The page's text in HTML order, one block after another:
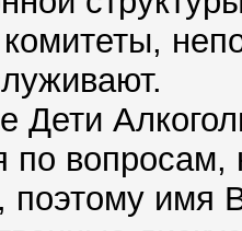
Дети
по вопросам,
поэтому имя